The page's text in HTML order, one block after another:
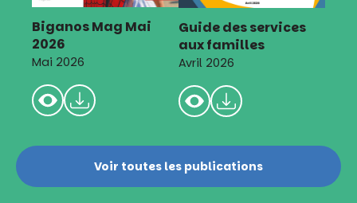
Biganos Mag Mai
2026
Mai 2026
Guide des services
aux familles
Avril 2026
Voir toutes les publications